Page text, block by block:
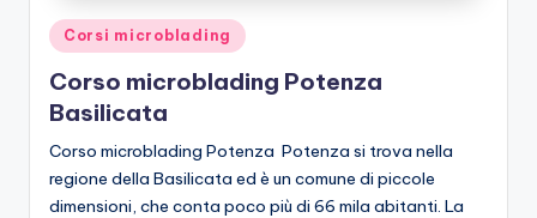
b
le
di
n
g
Posted
in
Corsi microblading
Corso microblading Potenza
Basilicata
Corso microblading Potenza Potenza si trova nella
regione della Basilicata ed è un comune di piccole
dimensioni, che conta poco più di 66 mila abitanti. La